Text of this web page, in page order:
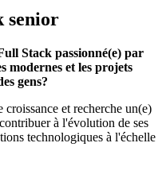
senior
Stack passionné(e) par
modernes et les projets
gens?
et recherche un(e)
à l'évolution de ses
technologiques à l'échelle